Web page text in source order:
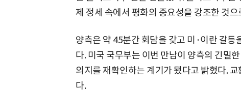
제 정세 속에서 평화의 중요성을 강조한 것으
양측은 약 45분간 회담을 갖고 미·이란 갈
다. 미국 국무부는 이번 만남이 양측의 긴밀
의지를 재확인하는 계기가 됐다고 밝혔다.
다.